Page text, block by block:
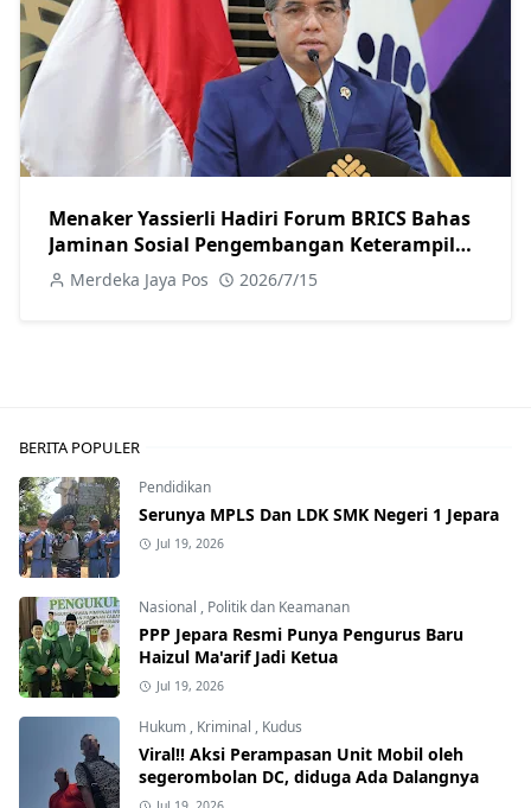
Menaker Yassierli Hadiri Forum BRICS Bahas
Jaminan Sosial Pengembangan Keterampilan
dan Dunia Kerja Digital
Merdeka Jaya Pos 2026/7/15
BERITA POPULER
Pendidikan
Serunya MPLS Dan LDK SMK Negeri 1 Jepara
Jul 19, 2026
Nasional , Politik dan Keamanan
PPP Jepara Resmi Punya Pengurus Baru
Haizul Ma'arif Jadi Ketua
Jul 19, 2026
Hukum , Kriminal , Kudus
Viral!! Aksi Perampasan Unit Mobil oleh
segerombolan DC, diduga Ada Dalangnya